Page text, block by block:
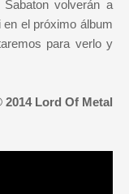
volverán a
el próximo álbum
para verlo y
2014 Lord Of Metal